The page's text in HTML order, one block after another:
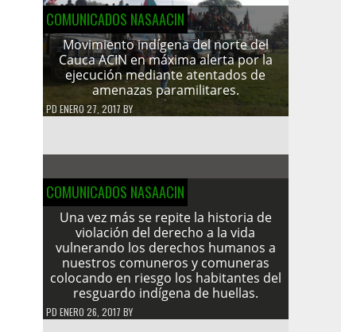
COMUNICADOS NASAACIN
Movimiento indígena del norte del
Cauca ACIN en máxima alerta por la
ejecución mediante atentados de
amenazas paramilitares.
PD ENERO 27, 2017 BY
COMUNICADOS NASAACIN
Una vez más se repite la historia de
violación del derecho a la vida
vulnerando los derechos humanos a
nuestros comuneros y comuneras
colocando en riesgo los habitantes del
resguardo indígena de huellas.
PD ENERO 26, 2017 BY